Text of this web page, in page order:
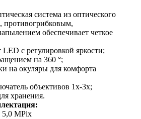
система из оптического
противогрибковым,
обеспечивает четкое
с регулировкой яркости;
на 360 °;
на окуляры для комфорта
объективов 1х-3х;
хранения.
5,0 MPix